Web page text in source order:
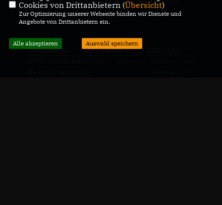
CDU-Landtagabgeordneter für den Wahlkreis 05
Genthin
IMPRESSUM DATENSCHUTZ
Cookies von Drittanbietern (Übersicht)
Zur Optimierung unserer Webseite binden wir Dienste und
Angebote von Drittanbietern ein.
Alle akzeptieren Auswahl speichern